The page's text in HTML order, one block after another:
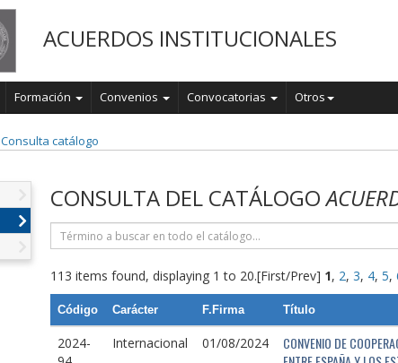
ACUERDOS INSTITUCIONALES
Formación Convenios Convocatorias Otros
Consulta catálogo
CONSULTA DEL CATÁLOGO
113 items found, displaying 1 to 20.[First/Prev] 1, 2, 3, 4, 5,
Código Carácter F.Firma Título
2024-
Internacional 01/08/2024
CONVENIO DE